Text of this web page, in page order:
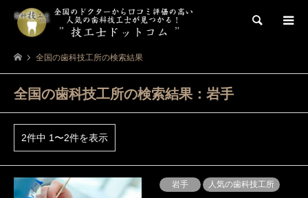
検索
全国の歯科技工所の検索結果
全国の歯科技工所の検索結果：岩手
2件中 1〜2件を表示
岩手 人気の歯科技工所